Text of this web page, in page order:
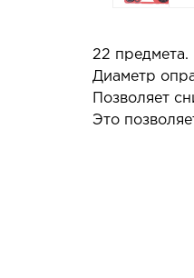
22 предмета.
Диаметр
Позволяет
Это